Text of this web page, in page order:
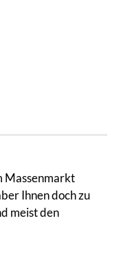
Massenmarkt
Ihnen doch zu
meist den